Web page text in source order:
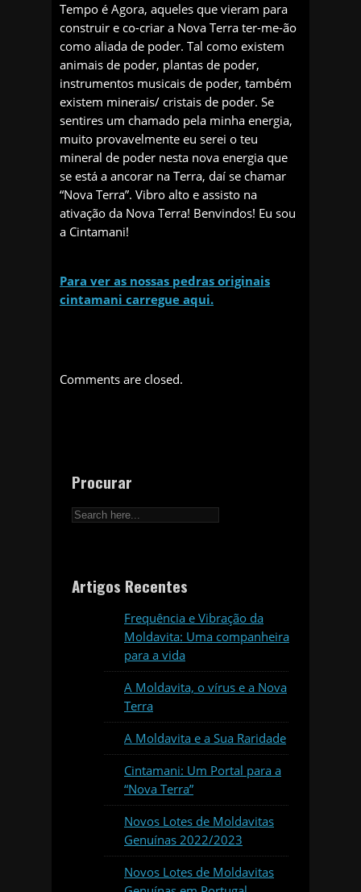
Tempo é Agora, aqueles que vieram para
construir e co-criar a Nova Terra ter-me-ão
como aliada de poder. Tal como existem
animais de poder, plantas de poder,
instrumentos musicais de poder, também
existem minerais/ cristais de poder. Se
sentires um chamado pela minha energia,
muito provavelmente eu serei o teu
mineral de poder nesta nova energia que
se está a ancorar na Terra, daí se chamar
“Nova Terra”. Vibro alto e assisto na
ativação da Nova Terra! Benvindos! Eu sou
a Cintamani!
Para ver as nossas pedras originais
cintamani carregue aqui.
Comments are closed.
Procurar
Artigos Recentes
Frequência e Vibração da
Moldavita: Uma companheira
para a vida
A Moldavita, o vírus e a Nova
Terra
A Moldavita e a Sua Raridade
Cintamani: Um Portal para a
“Nova Terra”
Novos Lotes de Moldavitas
Genuínas 2022/2023
Novos Lotes de Moldavitas